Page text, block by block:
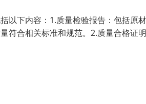
以下内容：1.质量检验报告：包括原
符合相关标准和规范。2.质量合格证明